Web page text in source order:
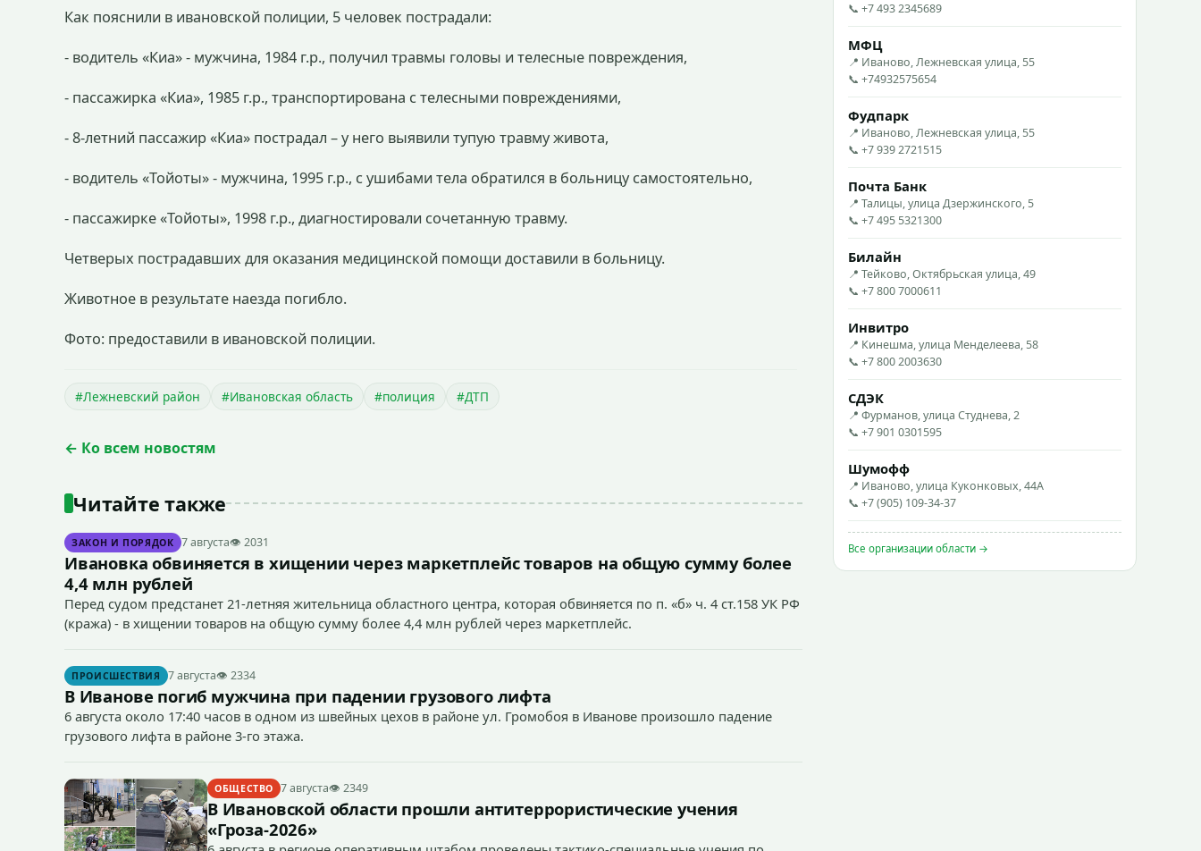
Как пояснили в ивановской полиции, 5 человек пострадали:
- водитель «Киа» - мужчина, 1984 г.р., получил травмы головы и телесные повреждения,
- пассажирка «Киа», 1985 г.р., транспортирована с телесными повреждениями,
- 8-летний пассажир «Киа» пострадал – у него выявили тупую травму живота,
- водитель «Тойоты» - мужчина, 1995 г.р., с ушибами тела обратился в больницу самостоятельно,
- пассажирке «Тойоты», 1998 г.р., диагностировали сочетанную травму.
Четверых пострадавших для оказания медицинской помощи доставили в больницу.
Животное в результате наезда погибло.
Фото: предоставили в ивановской полиции.
#Лежневский район #Ивановская область #полиция #ДТП
← Ко всем новостям
Читайте также
ЗАКОН И ПОРЯДОК 7 августа👁 2031
Ивановка обвиняется в хищении через маркетплейс товаров на общую сумму более
4,4 млн рублей
Перед судом предстанет 21-летняя жительница областного центра, которая обвиняется по п. «б» ч. 4 ст.158 УК РФ
(кража) - в хищении товаров на общую сумму более 4,4 млн рублей через маркетплейс.
ПРОИСШЕСТВИЯ 7 августа👁 2334
В Иванове погиб мужчина при падении грузового лифта
6 августа около 17:40 часов в одном из швейных цехов в районе ул. Громобоя в Иванове произошло падение
грузового лифта в районе 3-го этажа.
ОБЩЕСТВО 7 августа👁 2349
В Ивановской области прошли антитеррористические учения
«Гроза-2026»
📞 +7 493 2345689
МФЦ
📍 Иваново, Лежневская улица, 55
📞 +74932575654
Фудпарк
📍 Иваново, Лежневская улица, 55
📞 +7 939 2721515
Почта Банк
📍 Талицы, улица Дзержинского, 5
📞 +7 495 5321300
Билайн
📍 Тейково, Октябрьская улица, 49
📞 +7 800 7000611
Инвитро
📍 Кинешма, улица Менделеева, 58
📞 +7 800 2003630
СДЭК
📍 Фурманов, улица Студнева, 2
📞 +7 901 0301595
Шумофф
📍 Иваново, улица Куконковых, 44А
📞 +7 (905) 109-34-37
Все организации области →